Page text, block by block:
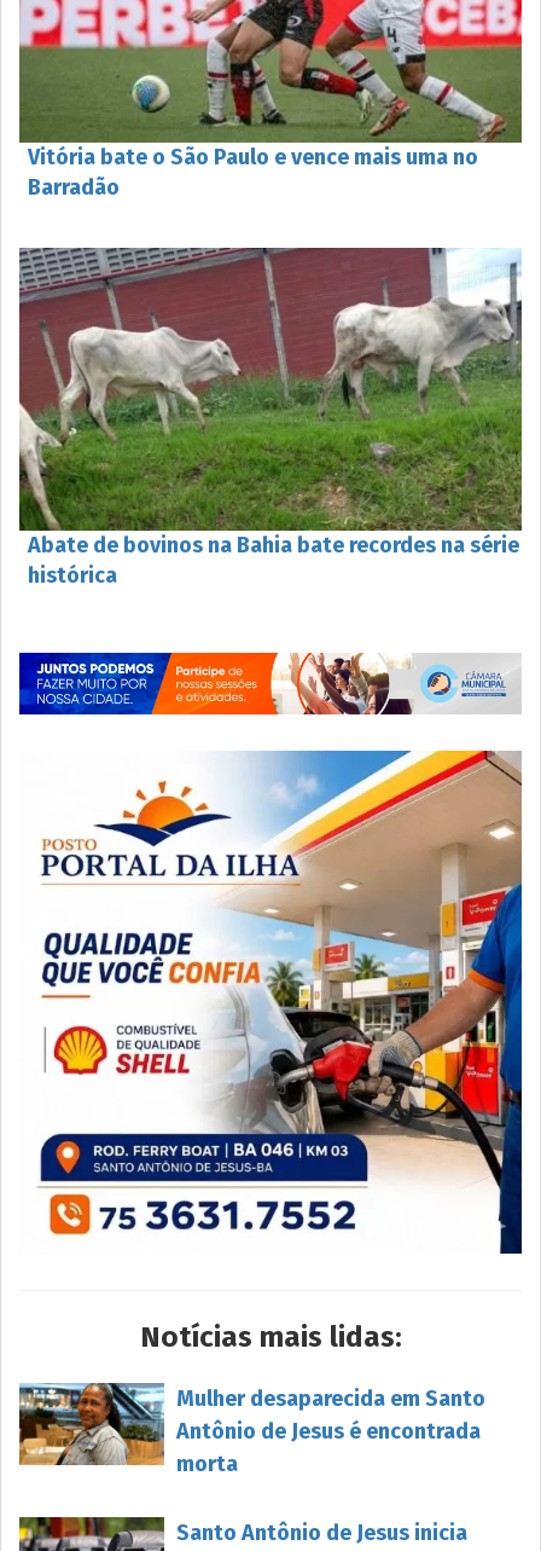
Vitória bate o São Paulo e vence mais uma no
Barradão
Abate de bovinos na Bahia bate recordes na série
histórica
Notícias mais lidas:
Mulher desaparecida em Santo
Antônio de Jesus é encontrada
morta
Santo Antônio de Jesus inicia